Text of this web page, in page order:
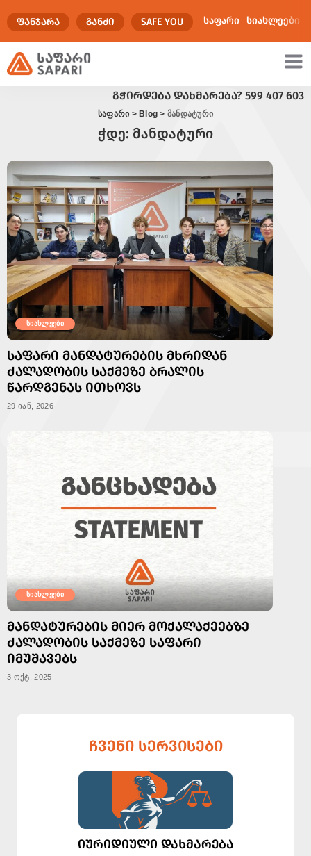
ᲤᲐᲜᲯᲐᲠᲐ ᲒᲐᲜᲫᲘ SAFE YOU საფარი სიახლეები
ᲒᲭᲘᲠᲓᲔᲑᲐ ᲓᲐᲮᲛᲐᲠᲔᲑᲐ? 599 407 603
საფარი > Blog > მანდატური
ჭდე: მანდატური
სიახლეები
ᲡᲐᲤᲐᲠᲘ ᲛᲐᲜᲓᲐᲢᲣᲠᲔᲑᲘᲡ ᲛᲮᲠᲘᲓᲐᲜ
ᲫᲐᲚᲐᲓᲝᲑᲘᲡ ᲡᲐᲥᲛᲔᲖᲔ ᲑᲠᲐᲚᲘᲡ
ᲬᲐᲠᲓᲒᲔᲜᲐᲡ ᲘᲗᲮᲝᲕᲡ
29 იან, 2026
სიახლეები
ᲛᲐᲜᲓᲐᲢᲣᲠᲔᲑᲘᲡ ᲛᲘᲔᲠ ᲛᲝᲥᲐᲚᲐᲥᲔᲔᲑᲖᲔ
ᲫᲐᲚᲐᲓᲝᲑᲘᲡ ᲡᲐᲥᲛᲔᲖᲔ ᲡᲐᲤᲐᲠᲘ
ᲘᲛᲣᲨᲐᲕᲔᲑᲡ
3 ოქტ, 2025
ᲩᲕᲔᲜᲘ ᲡᲔᲠᲕᲘᲡᲔᲑᲘ
ᲘᲣᲠᲘᲓᲘᲣᲚᲘ ᲓᲐᲮᲛᲐᲠᲔᲑᲐ